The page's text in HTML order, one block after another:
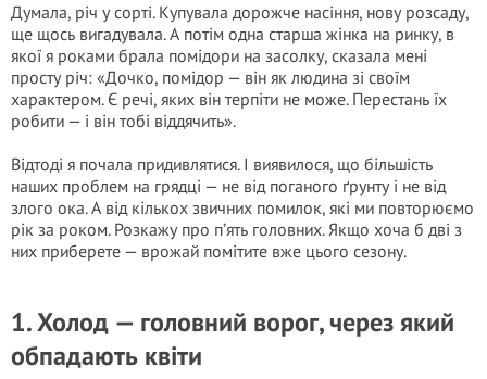
Думала, річ у сорті. Купувала дорожче насіння, нову розсаду,
ще щось вигадувала. А потім одна старша жінка на ринку, в
якої я роками брала помідори на засолку, сказала мені
просту річ: «Дочко, помідор — він як людина зі своїм
характером. Є речі, яких він терпіти не може. Перестань їх
робити — і він тобі віддячить».
Відтоді я почала придивлятися. І виявилося, що більшість
наших проблем на грядці — не від поганого ґрунту і не від
злого ока. А від кількох звичних помилок, які ми повторюємо
рік за роком. Розкажу про п’ять головних. Якщо хоча б дві з
них приберете — врожай помітите вже цього сезону.
1. Холод — головний ворог, через який
обпадають квіти